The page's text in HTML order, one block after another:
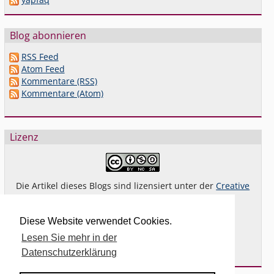
Diese Website verwendet Cookies.
Lesen Sie mehr in der
Datenschutzerklärung
Blog abonnieren
RSS Feed
Atom Feed
Kommentare (RSS)
Kommentare (Atom)
Lizenz
Die Artikel dieses Blogs sind lizensiert unter derCreative
Das giltnichtfür Bilder oder (andere) erkennbare
Beiträge.